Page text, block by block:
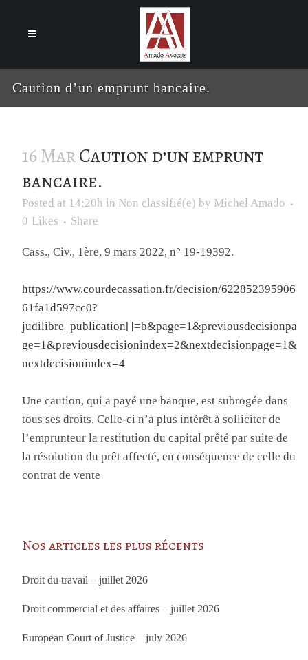
Caution d’un emprunt bancaire.
16 MarCaution d’un emprunt
bancaire.
Posted at 14:20h in Non classifié(e) by Michel Amado
0 Likes Share
Cass., Civ., 1ère, 9 mars 2022, n° 19-19392.
https://www.courdecassation.fr/decision/622852395906
61fa1d597cc0?
judilibre_publication[]=b&page=1&previousdecisionpa
ge=1&previousdecisionindex=2&nextdecisionpage=1&
nextdecisionindex=4
Une caution, qui a payé une banque, est subrogée dans
tous ses droits. Celle-ci n’a plus intérêt à solliciter de
l’emprunteur la restitution du capital prêté par suite de
la résolution du prêt affecté, en conséquence de celle du
contrat de vente
Nos articles les plus récents
Droit du travail – juillet 2026
Droit commercial et des affaires – juillet 2026
European Court of Justice – july 2026